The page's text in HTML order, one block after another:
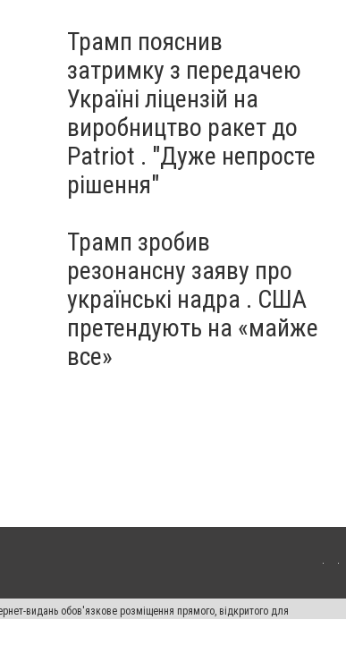
Трамп пояснив
затримку з передачею
Україні ліцензій на
виробництво ракет до
Patriot . "Дуже непросте
рішення"
Трамп зробив
резонансну заяву про
українські надра . США
претендують на «майже
все»
видань обов'язкове розміщення прямого, відкритого для